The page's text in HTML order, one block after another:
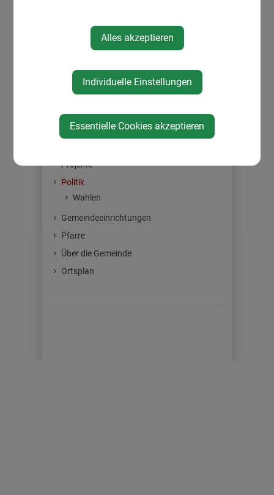
GEMEINDE
Amtstafel
Projekte
Politik
Wahlen
Gemeindeeinrichtungen
Pfarre
Über die Gemeinde
Ortsplan
Alles akzeptieren
Individuelle Einstellungen
Essentielle Cookies akzeptieren